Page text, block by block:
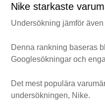
Nike starkaste
Undersökning jämför
Denna rankning baseras
Googlesökningar och
Det mest populära
undersökningen, Nike.